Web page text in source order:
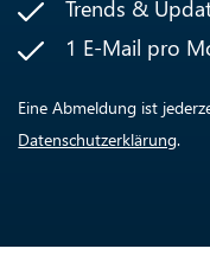
Trends &
1 E-Mail pro
Eine Abmeldung ist
Datenschutzerklärung.